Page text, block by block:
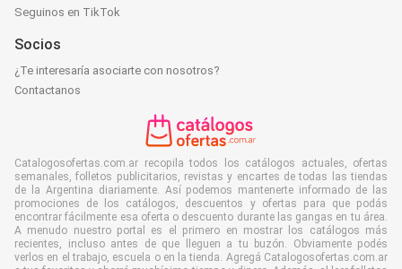
Seguinos en TikTok
Socios
¿Te interesaría asociarte con nosotros?
Contactanos
Catalogosofertas.com.ar recopila todos los catálogos actuales, ofertas
semanales, folletos publicitarios, revistas y encartes de todas las tiendas
de la Argentina diariamente. Así podemos mantenerte informado de las
promociones de los catálogos, descuentos y ofertas para que podás
encontrar fácilmente esa oferta o descuento durante las gangas en tu área.
A menudo nuestro portal es el primero en mostrar los catálogos más
recientes, incluso antes de que lleguen a tu buzón. Obviamente podés
verlos en el trabajo, escuela o en la tienda. Agregá Catalogosofertas.com.ar